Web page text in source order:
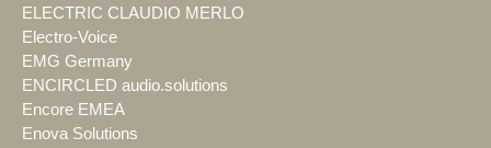
ELECTRIC CLAUDIO MERLO
Electro-Voice
EMG Germany
ENCIRCLED audio.solutions
Encore EMEA
Enova Solutions